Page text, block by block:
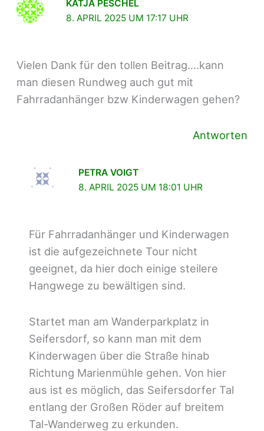
KATJA PESCHEL
8. APRIL 2025 UM 17:17 UHR
Vielen Dank für den tollen Beitrag….kann
man diesen Rundweg auch gut mit
Fahrradanhänger bzw Kinderwagen gehen?
Antworten
PETRA VOIGT
8. APRIL 2025 UM 18:01 UHR
Für Fahrradanhänger und Kinderwagen
ist die aufgezeichnete Tour nicht
geeignet, da hier doch einige steilere
Hangwege zu bewältigen sind.
Startet man am Wanderparkplatz in
Seifersdorf, so kann man mit dem
Kinderwagen über die Straße hinab
Richtung Marienmühle gehen. Von hier
aus ist es möglich, das Seifersdorfer Tal
entlang der Großen Röder auf breitem
Tal-Wanderweg zu erkunden.